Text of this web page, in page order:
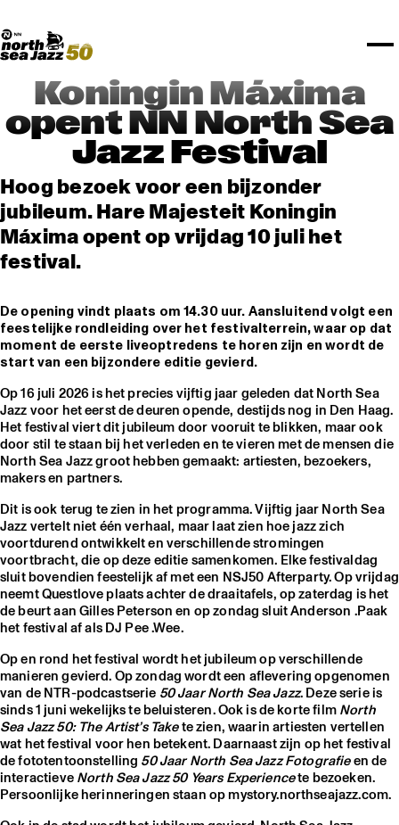
PRAKTISCH
Plattegrond
NSJ50
SPOTIFY PLAYLISTEN
PARTNERS
FESTIVAL PARTNERS
TTEP
UNICEF
KPN
MEDIA PARTNERS
OVERIGE PARTNERS
Rotterdam Festivals
STËLZ
Rotterdam Tourist Information
North Sea Round Town
I love my ears
OVER NSJ
ALGEMEEN
ROTTERDAM
Merchandise
Art posters
Spotify playlisten
North Sea Jazz video archief
CURACAO
PROJECTS
Rockit Festival
Boy Edgar Prijs
Mojo Jazz mailing
AGENDA
Koningin Máxima
opent NN North Sea
Jazz Festival
Hoog bezoek voor een bijzonder
jubileum. Hare Majesteit Koningin
Máxima opent op vrijdag 10 juli het
festival.
De opening vindt plaats om 14.30 uur. Aansluitend volgt een
feestelijke rondleiding over het festivalterrein, waar op dat
moment de eerste liveoptredens te horen zijn en wordt de
start van een bijzondere editie gevierd.
Op 16 juli 2026 is het precies vijftig jaar geleden dat North Sea
Jazz voor het eerst de deuren opende, destijds nog in Den Haag.
Het festival viert dit jubileum door vooruit te blikken, maar ook
door stil te staan bij het verleden en te vieren met de mensen die
North Sea Jazz groot hebben gemaakt: artiesten, bezoekers,
makers en partners.
Dit is ook terug te zien in het programma. Vijftig jaar North Sea
Jazz vertelt niet één verhaal, maar laat zien hoe jazz zich
voortdurend ontwikkelt en verschillende stromingen
voortbracht, die op deze editie samenkomen. Elke festivaldag
sluit bovendien feestelijk af met een NSJ50 Afterparty. Op vrijdag
neemt Questlove plaats achter de draaitafels, op zaterdag is het
de beurt aan Gilles Peterson en op zondag sluit Anderson .Paak
het festival af als DJ Pee .Wee.
Op en rond het festival wordt het jubileum op verschillende
manieren gevierd. Op zondag wordt een aflevering opgenomen
van de NTR-podcastserie 50 Jaar North Sea Jazz. Deze serie is
sinds 1 juni wekelijks te beluisteren. Ook is de korte filmNorth
Sea Jazz 50: The Artist’s Takete zien, waarin artiesten vertellen
wat het festival voor hen betekent. Daarnaast zijn op het festival
de fototentoonstelling 50 Jaar North Sea Jazz Fotografieen de
interactieveNorth Sea Jazz 50 Years Experiencete bezoeken.
Persoonlijke herinneringen staan op mystory.northseajazz.com.